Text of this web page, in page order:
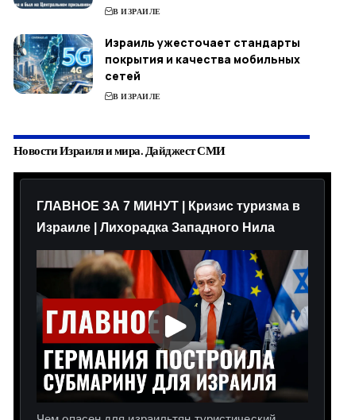
В ИЗРАИЛЕ
Израиль ужесточает стандарты
покрытия и качества мобильных
сетей
В ИЗРАИЛЕ
Новости Израиля и мира. Дайджест СМИ